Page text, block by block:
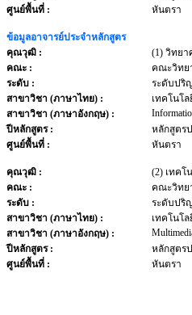
ศูนย์พื้นที่ :
หันตรา
ข้อมูลอาจารย์ประจำหลักสูตร
คุณวุฒิ :
(1) วิทย
คณะ :
คณะวิทย
ระดับ :
ระดับปริ
สาขาวิชา (ภาษาไทย) :
เทคโนโ
สาขาวิชา (ภาษาอังกฤษ) :
ปีหลักสูตร :
หลักสูตร
ศูนย์พื้นที่ :
หันตรา
คุณวุฒิ :
(2) เทค
คณะ :
คณะวิทย
ระดับ :
ระดับปริ
สาขาวิชา (ภาษาไทย) :
เทคโนโ
สาขาวิชา (ภาษาอังกฤษ) :
ปีหลักสูตร :
หลักสูตร
ศูนย์พื้นที่ :
หันตรา